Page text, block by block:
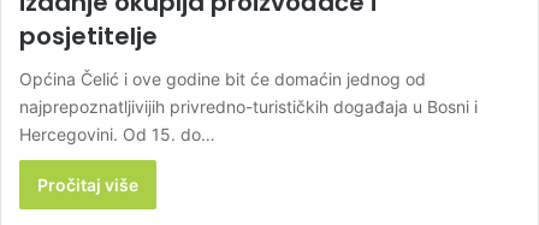
posjetitelje
Općina Čelić i ove godine bit će domaćin jednog od
najprepoznatljivijih privredno-turističkih događaja u Bosni i
Hercegovini. Od 15. do…
Pročitaj više